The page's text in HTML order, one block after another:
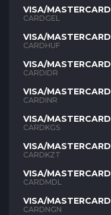
VISA/MASTERCARD
GEL
CARDGEL
VISA/MASTERCARD
HUF
CARDHUF
VISA/MASTERCARD
IDR
CARDIDR
VISA/MASTERCARD
INR
CARDINR
VISA/MASTERCARD
KGS
CARDKGS
VISA/MASTERCARD
KZT
CARDKZT
VISA/MASTERCARD
MDL
CARDMDL
VISA/MASTERCARD
NGN
CARDNGN